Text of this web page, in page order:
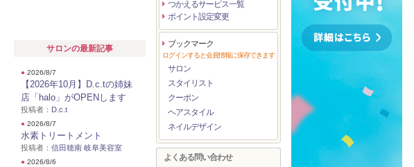
サロンの最新記事
● 2026/8/7
【2026年10月】D.c.tの姉妹
店「halo」がOPENします
投稿者： D.c.t
● 2026/8/7
水素トリートメント
投稿者： 信田穂南 岐阜美容室
● 2026/8/6
つかえるサービス一覧
ポイント設定変更
ブックマーク
ログインすると会員情報に保存できます
サロン
スタイリスト
クーポン
ヘアスタイル
ネイルデザイン
よくある問い合わせ